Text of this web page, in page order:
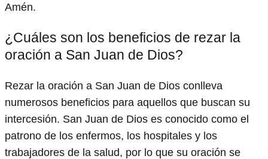
Amén.
¿Cuáles son los beneficios de rezar la
oración a San Juan de Dios?
Rezar la oración a San Juan de Dios conlleva
numerosos beneficios para aquellos que buscan su
intercesión. San Juan de Dios es conocido como el
patrono de los enfermos, los hospitales y los
trabajadores de la salud, por lo que su oración se